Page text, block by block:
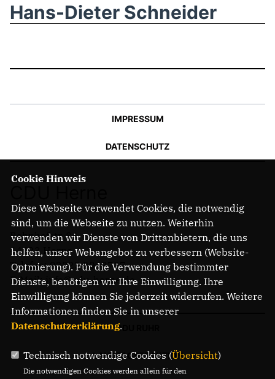
FOTOS
Hans-Dieter Schneider
IMPRESSUM
DATENSCHUTZ
Bahnhofstr. 84
44623 Herne
Telefon: 02323 2043737
E-Mail: info@cdu-herne.de
CDU RUHR
LANDTAGSFRAKTION
Cookie Hinweis
Diese Webseite verwendet Cookies, die notwendig
sind, um die Webseite zu nutzen. Weiterhin
verwenden wir Dienste von Drittanbietern, die uns
helfen, unser Webangebot zu verbessern (Website-
Optmierung). Für die Verwendung bestimmter
Dienste, benötigen wir Ihre Einwilligung. Ihre
Einwilligung können Sie jederzeit widerrufen. Weitere
Informationen finden Sie in unserer
Datenschutzerklärung.
Technisch notwendige Cookies (Übersicht)
Die notwendigen Cookies werden allein für den